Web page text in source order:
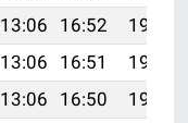
13:06 16:52
19:55
13:06 16:51
19:53
13:06 16:50
19:52